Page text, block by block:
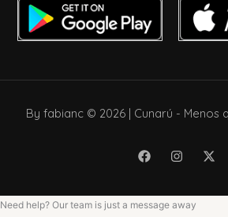
By fabianc © 2026 | Cunarú - Menos
Need help? Our team is just a message away